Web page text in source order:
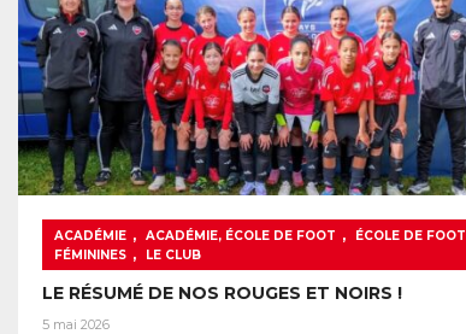
ACADÉMIE , ACADÉMIE, ÉCOLE DE FOOT , ÉCOLE DE FOOT
FÉMININES , LE CLUB
LE RÉSUMÉ DE NOS ROUGES ET NOIRS !
5 mai 2026